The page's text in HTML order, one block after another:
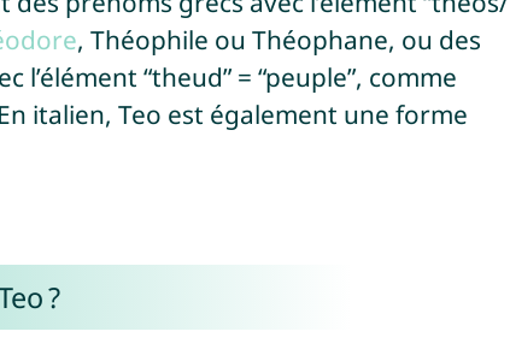
, Théophile ou Théophane, ou des
l’élément “theud” = “peuple”, comme
italien, Teo est également une forme
?